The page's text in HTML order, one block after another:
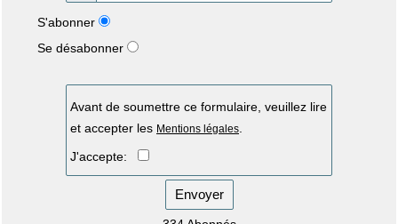
S'abonner
Se désabonner
Avant de soumettre ce formulaire, veuillez lire
et accepter les Mentions légales
J'accepte:
Envoyer